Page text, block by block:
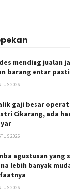
mending jualan
barang entar
2026
gaji besar
Cikarang, ada
2026
agustusan yang
lebih banyak
2026